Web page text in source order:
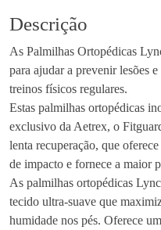
d
a
d
e
d
e
P
a
l
m
i
l
Descrição
As Palmilhas Ortopédicas
para ajudar a prevenir lesões
treinos físicos regulares.
Estas palmilhas ortopédicas
exclusivo da Aetrex, o
lenta recuperação, que
de impacto e fornece a maior
As palmilhas ortopédicas
tecido ultra-suave que
humidade nos pés. Oferece